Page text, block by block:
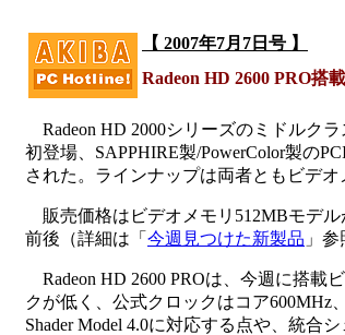
【 2007年7月7日号 】
Radeon HD 2600 PRO搭
Radeon HD 2000シリーズのミドルク
初登場、SAPPHIRE製/PowerColor製の
された。ラインナップは両者ともビデオ
販売価格はビデオメモリ512MBモデル
前後（詳細は「 今週見つけた新製品 」参
Radeon HD 2600 PROは、今週に搭載
クが低く、公式クロックはコア600MHz
Shader Model 4.0に対応する点や、統合